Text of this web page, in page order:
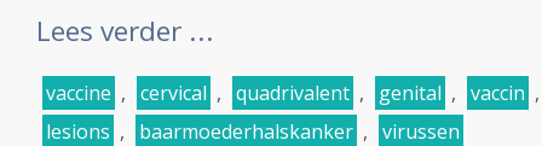
Lees verder ...
vaccine , cervical , quadrivalent , genital , vaccin
lesions , baarmoederhalskanker , virussen